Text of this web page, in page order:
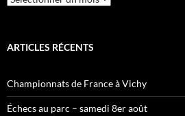
ARTICLES RÉCENTS
Championnats de France à Vichy
Échecs au parc – samedi 8er août